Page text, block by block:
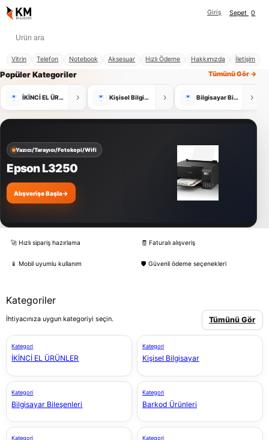
Giriş Sepet 0
Vitrin Telefon Notebook Aksesuar Hızlı Ödeme Hakkımızda İletişim
Popüler Kategoriler Tümünü Gör →
İKİNCİ EL ÜRÜNLER › Kişisel Bilgisayar › Bilgisayar Bileşenleri ›
Yazıcı/Tarayıcı/Fotokopi/Wifi
Epson L3250
Alışverişe Başla→
🚀 Hızlı sipariş hazırlama 🧾 Faturalı alışveriş
📱 Mobil uyumlu kullanım 🛡️ Güvenli ödeme seçenekleri
Kategoriler
İhtiyacınıza uygun kategoriyi seçin. Tümünü Gör
Kategori
İKİNCİ EL ÜRÜNLER
Kategori
Kişisel Bilgisayar
Kategori
Bilgisayar Bileşenleri
Kategori
Barkod Ürünleri
Kategori Kategori